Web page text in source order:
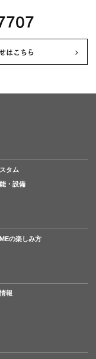
はこちら
タム
・設備
の楽しみ方
報